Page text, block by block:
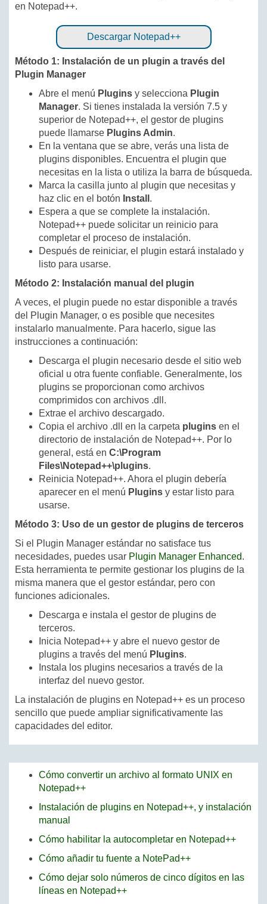
en Notepad++.
Descargar Notepad++
Método 1: Instalación de un plugin a través del
Plugin Manager
Abre el menú Plugins y selecciona Plugin
Manager. Si tienes instalada la versión 7.5 y
superior de Notepad++, el gestor de plugins
puede llamarse Plugins Admin.
En la ventana que se abre, verás una lista de
plugins disponibles. Encuentra el plugin que
necesitas en la lista o utiliza la barra de búsqueda.
Marca la casilla junto al plugin que necesitas y
haz clic en el botón Install .
Espera a que se complete la instalación.
Notepad++ puede solicitar un reinicio para
completar el proceso de instalación.
Después de reiniciar, el plugin estará instalado y
listo para usarse.
Método 2: Instalación manual del plugin
A veces, el plugin puede no estar disponible a través
del Plugin Manager, o es posible que necesites
instalarlo manualmente. Para hacerlo, sigue las
instrucciones a continuación:
Descarga el plugin necesario desde el sitio web
oficial u otra fuente confiable. Generalmente, los
plugins se proporcionan como archivos
comprimidos con archivos .dll.
Extrae el archivo descargado.
Copia el archivo .dll en la carpeta plugins en el
directorio de instalación de Notepad++. Por lo
general, está en C:\Program
Files\Notepad++\plugins.
Reinicia Notepad++. Ahora el plugin debería
aparecer en el menú Plugins y estar listo para
usarse.
Método 3: Uso de un gestor de plugins de terceros
Si el Plugin Manager estándar no satisface tus
necesidades, puedes usar Plugin Manager Enhanced.
Esta herramienta te permite gestionar los plugins de la
misma manera que el gestor estándar, pero con
funciones adicionales.
Descarga e instala el gestor de plugins de
terceros.
Inicia Notepad++ y abre el nuevo gestor de
plugins a través del menú Plugins.
Instala los plugins necesarios a través de la
interfaz del nuevo gestor.
La instalación de plugins en Notepad++ es un proceso
sencillo que puede ampliar significativamente las
capacidades del editor.
Cómo convertir un archivo al formato UNIX en
Notepad++
Instalación de plugins en Notepad++, y instalación
manual
Cómo habilitar la autocompletar en Notepad++
Cómo añadir tu fuente a NotePad++
Cómo dejar solo números de cinco dígitos en las
líneas en Notepad++